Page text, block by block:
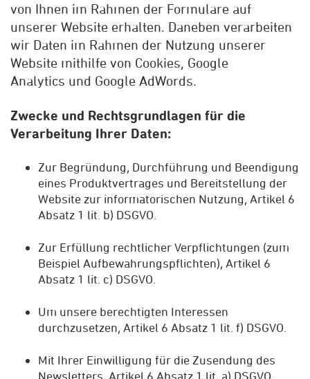
von Ihnen im Rahmen der Formulare auf
unserer Website erhalten. Daneben verarbeiten
wir Daten im Rahmen der Nutzung unserer
Website mithilfe von Cookies, Google
Analytics und Google AdWords.
Zwecke und Rechtsgrundlagen für die
Verarbeitung Ihrer Daten:
Zur Begründung, Durchführung und Beendigung
eines Produktvertrages und Bereitstellung der
Website zur informatorischen Nutzung, Artikel 6
Absatz 1 lit. b) DSGVO.
Zur Erfüllung rechtlicher Verpflichtungen (zum
Beispiel Aufbewahrungspflichten), Artikel 6
Absatz 1 lit. c) DSGVO.
Um unsere berechtigten Interessen
durchzusetzen, Artikel 6 Absatz 1 lit. f) DSGVO.
Mit Ihrer Einwilligung für die Zusendung des
Newsletters, Artikel 6 Absatz 1 lit. a) DSGVO.